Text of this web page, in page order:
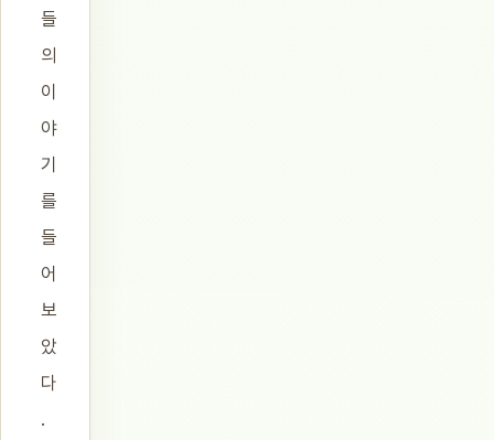
들
의
이
야
기
를
들
어
보
았
다
.